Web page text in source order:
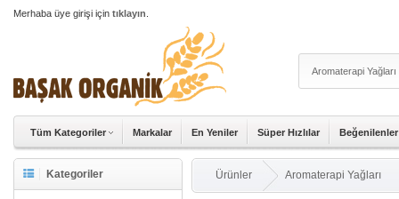
Merhaba üye girişi için tıklayın
Tüm Kategoriler Markalar En Yeniler Süper Hızlılar Beğenilenler
Kategoriler Ürünler Aromaterapi Yağları